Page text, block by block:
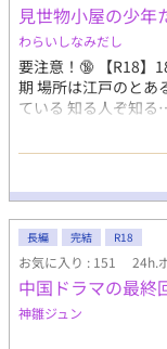
見世物小屋の少年
わらいしなみだし
要注意！🔞 【R18】
期 場所は江戸のとあ
ている 知る人ぞ知
年たち そして其処
で客層は千差万別
それが彼らのお仕
ん！ ※【歴史】（江
【BL】に戻ってきま
＊ 話し言葉も内容も
でも時代背景のみで
長編 完結 R18
お気に入り : 151 24h.
中国ドラマの最終
神雛ジュン